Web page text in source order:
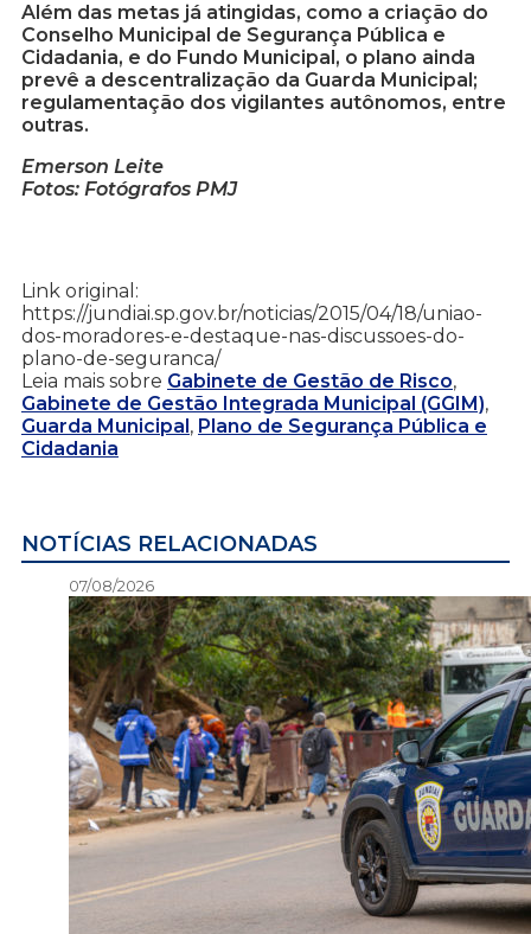
Além das metas já atingidas, como a criação do
Conselho Municipal de Segurança Pública e
Cidadania, e do Fundo Municipal, o plano ainda
prevê a descentralização da Guarda Municipal;
regulamentação dos vigilantes autônomos, entre
outras.
Emerson Leite
Fotos: Fotógrafos PMJ
Link original:
https://jundiai.sp.gov.br/noticias/2015/04/18/uniao-
dos-moradores-e-destaque-nas-discussoes-do-
plano-de-seguranca/
Leia mais sobre Gabinete de Gestão de Risco,
Gabinete de Gestão Integrada Municipal (GGIM),
Guarda Municipal, Plano de Segurança Pública e
Cidadania
NOTÍCIAS RELACIONADAS
07/08/2026